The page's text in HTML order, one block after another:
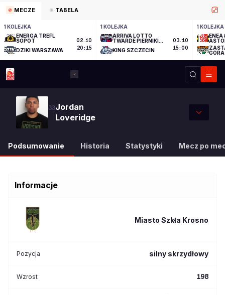
MECZE TABELA
1 KOLEJKA
ENERGA TREFL
SOPOT
DZIKI WARSZAWA
02.10
20:15
1 KOLEJKA
ARRIVA LOTTO
TWARDE PIERNIKI
KING SZCZECIN
03.10
15:00
1 KOLEJKA
ENEA
GÓRA
33Jordan
Loveridge
Podsumowanie Historia Statystyki Mecz po
Informacje
Miasto Szkła Krosno
Pozycja silny skrzydłowy
Wzrost 198